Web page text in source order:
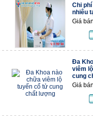
Chi
nhiêu
Giá
Đa
viêm
cung
Giá